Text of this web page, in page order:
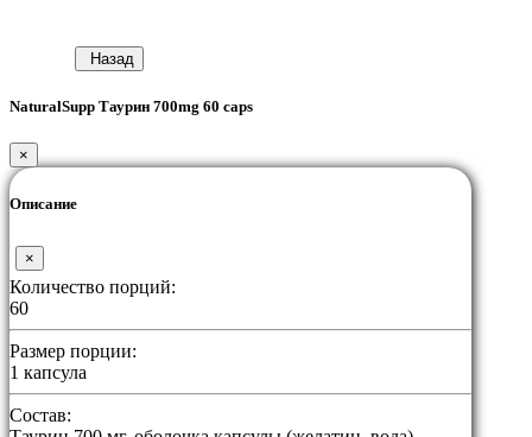
Назад
NaturalSupp Таурин 700mg 60 caps
×
Описание
×
Количество порций:
60
Размер порции:
1 капсула
Состав: